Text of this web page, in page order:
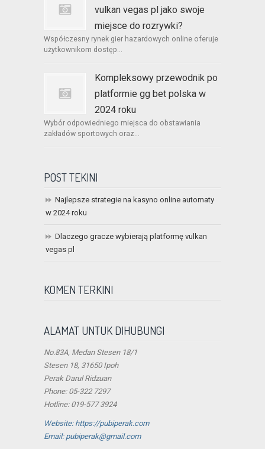
vulkan vegas pl jako swoje
miejsce do rozrywki?
Współczesny rynek gier hazardowych online oferuje
użytkownikom dostęp...
Kompleksowy przewodnik po
platformie gg bet polska w
2024 roku
Wybór odpowiedniego miejsca do obstawiania
zakładów sportowych oraz...
POST TEKINI
Najlepsze strategie na kasyno online automaty
w 2024 roku
Dlaczego gracze wybierają platformę vulkan
vegas pl
KOMEN TERKINI
ALAMAT UNTUK DIHUBUNGI
No.83A, Medan Stesen 18/1
Stesen 18, 31650 Ipoh
Perak Darul Ridzuan
Phone: 05-322 7297
Hotline: 019-577 3924
Website: https://pubiperak.com
Email: pubiperak@gmail.com